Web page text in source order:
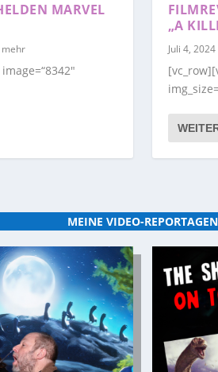
MARVEL
mehr
„A
Juli 4, 2024
MEINE VIDEO-REPORTAGEN